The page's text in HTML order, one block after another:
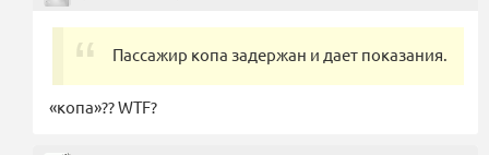
Пассажир копа задержан и дает показания.
«копа»?? WTF?